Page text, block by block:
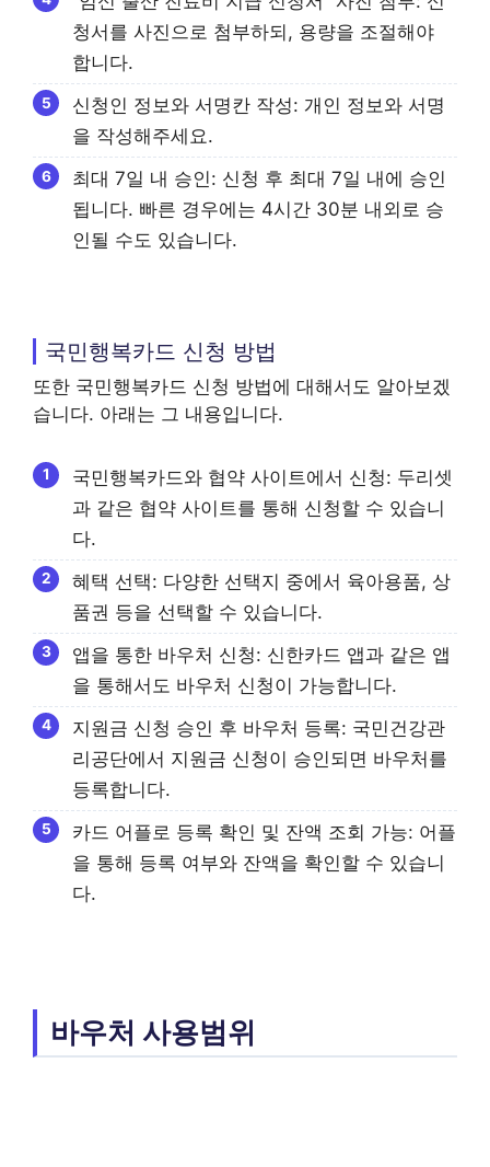
청서를 사진으로 첨부하되, 용량을 조절해야
합니다.
신청인 정보와 서명칸 작성: 개인 정보와 서명
을 작성해주세요.
최대 7일 내 승인: 신청 후 최대 7일 내에 승인
됩니다. 빠른 경우에는 4시간 30분 내외로 승
인될 수도 있습니다.
국민행복카드 신청 방법
또한 국민행복카드 신청 방법에 대해서도 알아보겠
습니다. 아래는 그 내용입니다.
국민행복카드와 협약 사이트에서 신청: 두리셋
과 같은 협약 사이트를 통해 신청할 수 있습니
다.
혜택 선택: 다양한 선택지 중에서 육아용품, 상
품권 등을 선택할 수 있습니다.
앱을 통한 바우처 신청: 신한카드 앱과 같은 앱
을 통해서도 바우처 신청이 가능합니다.
지원금 신청 승인 후 바우처 등록: 국민건강관
리공단에서 지원금 신청이 승인되면 바우처를
등록합니다.
카드 어플로 등록 확인 및 잔액 조회 가능: 어플
을 통해 등록 여부와 잔액을 확인할 수 있습니
다.
바우처 사용범위